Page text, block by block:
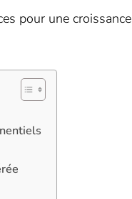
pour une croissance